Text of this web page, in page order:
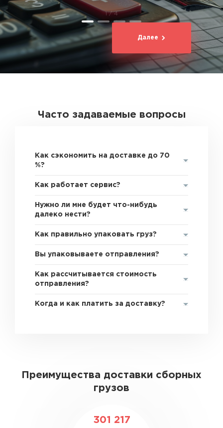
1 / 4
Далее
Часто задаваемые вопросы
Как сэкономить на доставке до 70
%?
Как работает сервис?
Нужно ли мне будет что-нибудь
далеко нести?
Как правильно упаковать груз?
Вы упаковываете отправления?
Как рассчитывается стоимость
отправления?
Когда и как платить за доставку?
Преимущества доставки сборных
грузов
301 217